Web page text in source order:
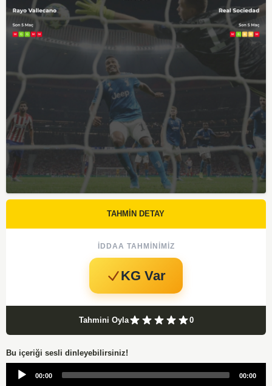
TAHMİN DETAY
İDDAA TAHMINIMIZ
KG Var
Tahmini Oyla 0
Bu içeriği sesli dinleyebilirsiniz!
Audio
00:00 00:00